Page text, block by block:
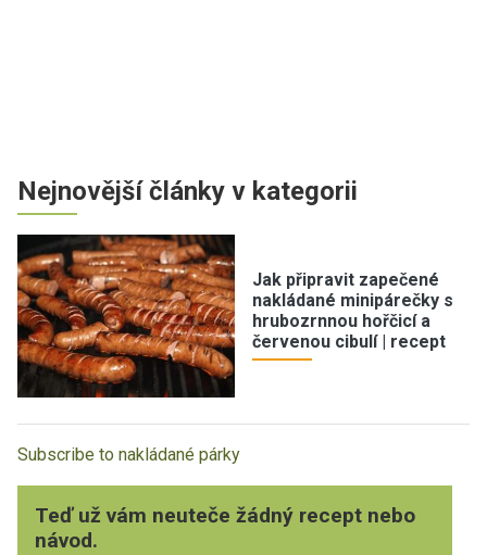
Nejnovější články v kategorii
Jak připravit zapečené
nakládané minipárečky s
hrubozrnnou hořčicí a
červenou cibulí | recept
Subscribe to nakládané párky
Teď už vám neuteče žádný recept nebo
návod.